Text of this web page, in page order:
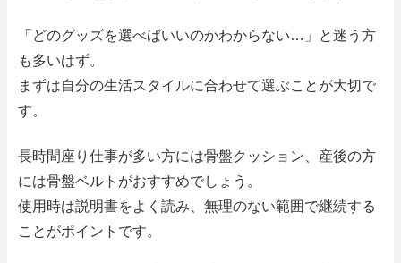
「どのグッズを選べばいいのかわからない…」と迷う方
も多いはず。
まずは自分の生活スタイルに合わせて選ぶことが大切で
す。
長時間座り仕事が多い方には骨盤クッション、産後の方
には骨盤ベルトがおすすめでしょう。
使用時は説明書をよく読み、無理のない範囲で継続する
ことがポイントです。